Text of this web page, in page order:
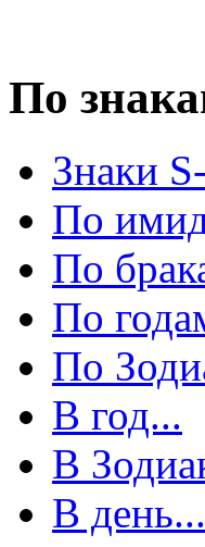
По
Знаки
По
По
По
По
В год...
В
В день...